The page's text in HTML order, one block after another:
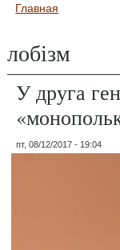
Вы здесь
Главная
лобізм
У друга
пт, 08/12/2017 - 19:04